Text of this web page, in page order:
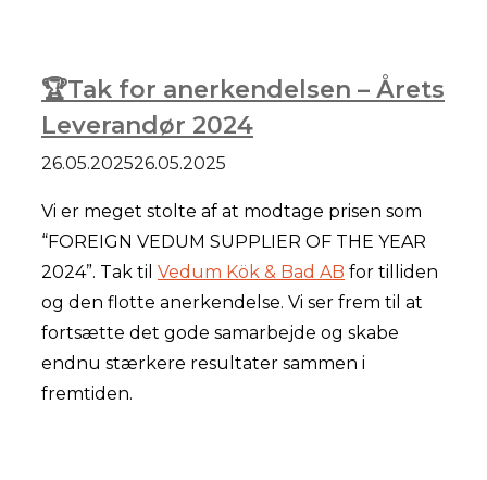
🏆Tak for anerkendelsen – Årets
Leverandør 2024
26.05.202526.05.2025
Vi er meget stolte af at modtage prisen som
“FOREIGN VEDUM SUPPLIER OF THE YEAR
2024”. Tak til Vedum Kök & Bad AB for tilliden
og den flotte anerkendelse. Vi ser frem til at
fortsætte det gode samarbejde og skabe
endnu stærkere resultater sammen i
fremtiden.